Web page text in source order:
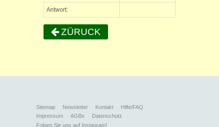
Antwort:
ZÜRUCK
Sitemap Newsletter Kontakt
Hilfe/FAQ
Impressum
AGBs
Datenschutz
Folgen Sie uns auf Instagram!